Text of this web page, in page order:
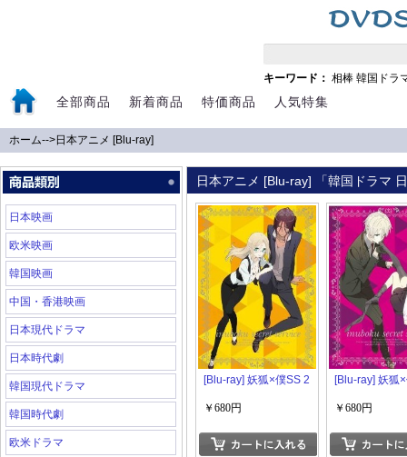
キーワード： 相棒 韓国ドラ
全部商品 新着商品 特価商品 人気特集
ホーム-->日本アニメ [Blu-ray]
日本映画
欧米映画
韓国映画
中国・香港映画
日本現代ドラマ
日本時代劇
韓国現代ドラマ
韓国時代劇
欧米ドラマ
日本アニメ [Blu-ray] 「韓国ドラマ
[Blu-ray] 妖狐×僕SS 2
￥680円
[Blu-ray] 妖狐
￥680円